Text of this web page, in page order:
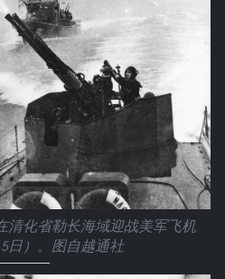
清化省勒长海域迎战美军飞机
5日）。图自越通社